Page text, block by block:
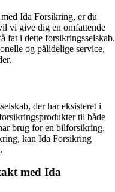
Ida Forsikring, er du
vi give dig en omfattende
fat i dette forsikringsselskab.
og pålidelige service,
der har eksisteret i
til både
brug for en bilforsikring,
kan Ida Forsikring
med Ida